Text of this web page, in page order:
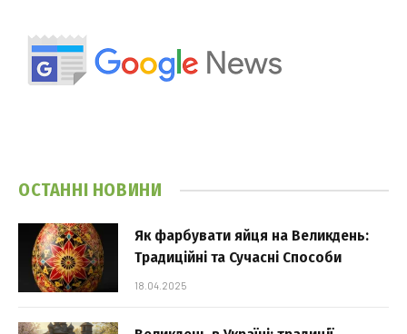
ОСТАННІ НОВИНИ
Як фарбувати яйця на Великдень:
Традиційні та Сучасні Способи
18.04.2025